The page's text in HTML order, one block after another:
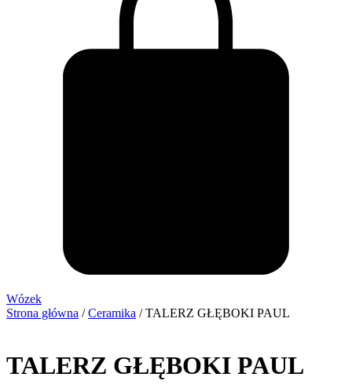
Wózek
Strona główna /Ceramika / TALERZ GŁĘBOKI PAUL
TALERZ GŁĘBOKI PAUL